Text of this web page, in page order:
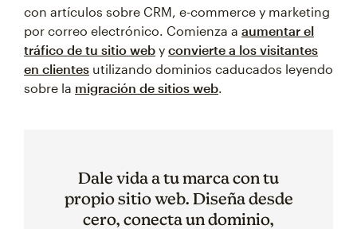
con artículos sobre CRM, e-commerce y marketing
por correo electrónico. Comienza a aumentar el
tráfico de tu sitio web y convierte a los visitantes
en clientes utilizando dominios caducados leyendo
sobre la migración de sitios web.
Dale vida a tu marca con tu
propio sitio web. Diseña desde
cero, conecta un dominio,